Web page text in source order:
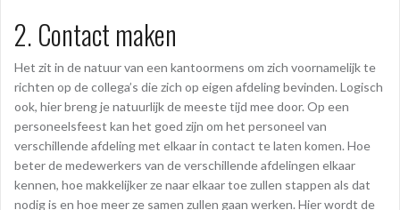
2. Contact maken
Het zit in de natuur van een kantoormens om zich voornamelijk te
richten op de collega’s die zich op eigen afdeling bevinden. Logisch
ook, hier breng je natuurlijk de meeste tijd mee door. Op een
personeelsfeest kan het goed zijn om het personeel van
verschillende afdeling met elkaar in contact te laten komen. Hoe
beter de medewerkers van de verschillende afdelingen elkaar
kennen, hoe makkelijker ze naar elkaar toe zullen stappen als dat
nodig is en hoe meer ze samen zullen gaan werken. Hier wordt de